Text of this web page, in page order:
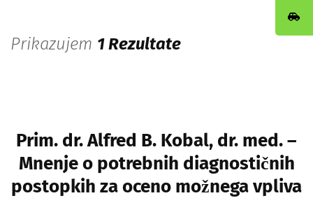
Prikazujem 1 Rezultate
Prim. dr. Alfred B. Kobal, dr. med. –
Mnenje o potrebnih diagnostičnih
postopkih za oceno možnega vpliva